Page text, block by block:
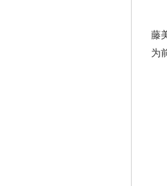
藤
为